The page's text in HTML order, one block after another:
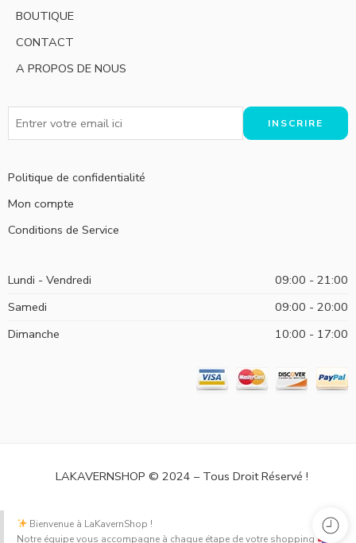
BOUTIQUE
CONTACT
A PROPOS DE NOUS
Politique de confidentialité
Mon compte
Conditions de Service
Lundi - Vendredi
09:00 - 21:00
Samedi
09:00 - 20:00
Dimanche
10:00 - 17:00
LAKAVERNSHOP © 2024 – Tous Droit Réservé !
Bienvenue à LaKavernShop !
Notre équipe vous accompagne à chaque étape de votre shopping